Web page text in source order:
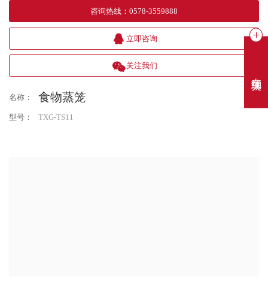
咨询热线 ： 0578-3559888
立即咨询
关注我们
名称： 食物蒸笼
型号： TXG-TS11